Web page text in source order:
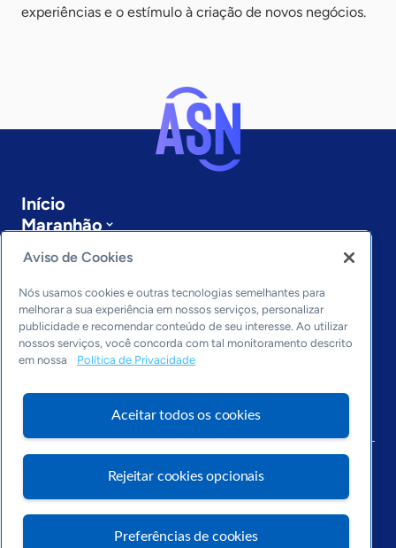
experiências e o estímulo à criação de novos negócios.
Início
Maranhão
Últimas notícias
Entre em contato
Editorias
Economia & Política
Inovação & Tecnologia
Arquivo
Aviso de Cookies
Nós usamos cookies e outras tecnologias semelhantes para
melhorar a sua experiência em nossos serviços, personalizar
publicidade e recomendar conteúdo de seu interesse. Ao utilizar
nossos serviços, você concorda com tal monitoramento descrito
em nossa
Política de Privacidade
Aceitar todos os cookies
Rejeitar cookies opcionais
Preferências de cookies